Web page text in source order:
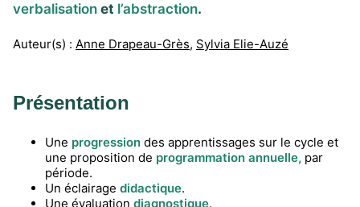
verbalisation et l’abstraction.
Auteur(s) : Anne Drapeau-Grès, Sylvia Elie-Auzé
Présentation
Une progression des apprentissages sur le cycle et
une proposition de programmation annuelle, par
période.
Un éclairage didactique.
Une évaluation diagnostique.